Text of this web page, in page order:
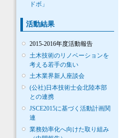
ドボ」
活動結果
2015-2016年度活動報告
土木技術のリノベーションを
考える若手の集い
土木業界新人座談会
(公社)日本技術士会北陸本部
との連携
JSCE2015に基づく活動計画関
連
業務効率化へ向けた取り組み